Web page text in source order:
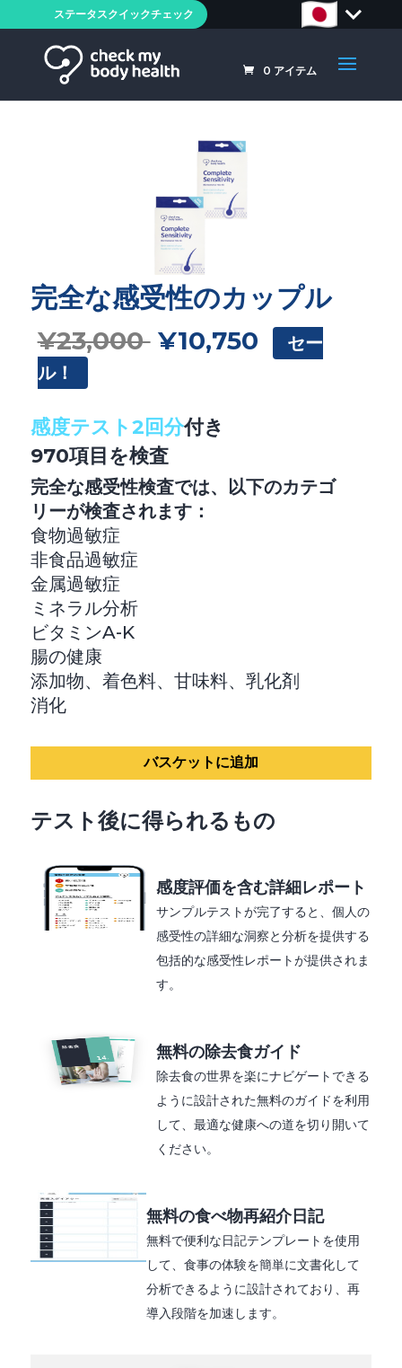
ステータスクイックチェック
0 アイテム
完全な感受性のカップル
¥23,000 ¥10,750
セー
ル！
感度テスト2回分付き
970項目を検査
完全な感受性検査では、以下のカテゴ
リーが検査されます：
食物過敏症
非食品過敏症
金属過敏症
ミネラル分析
ビタミンA-K
腸の健康
添加物、着色料、甘味料、乳化剤
消化
バスケットに追加
テスト後に得られるもの
感度評価を含む詳細レポート
サンプルテストが完了すると、個人の
感受性の詳細な洞察と分析を提供する
包括的な感受性レポートが提供されま
す。
無料の除去食ガイド
除去食の世界を楽にナビゲートできる
ように設計された無料のガイドを利用
して、最適な健康への道を切り開いて
ください。
無料の食べ物再紹介日記
無料で便利な日記テンプレートを使用
して、食事の体験を簡単に文書化して
分析できるように設計されており、再
導入段階を加速します。